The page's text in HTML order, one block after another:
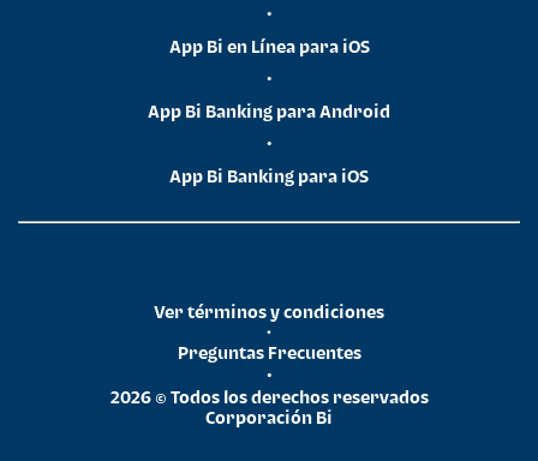
•
App Bi en Línea para iOS
•
App Bi Banking para Android
•
App Bi Banking para iOS
2026 © Todos los derechos reservados
Corporación Bi
•
Preguntas Frecuentes
•
Ver términos y condiciones